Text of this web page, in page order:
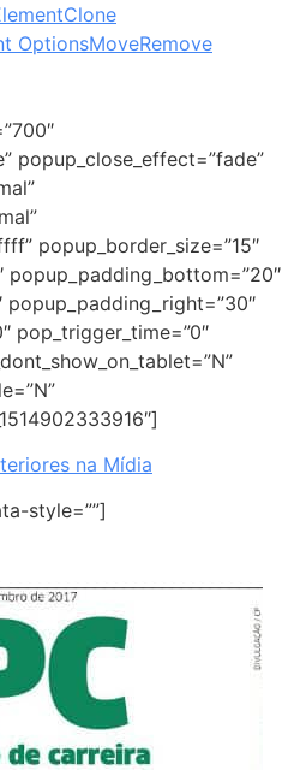
Clone
OptionsMoveRemove
popup_close_effect=”fade”
popup_border_size=”15″
popup_padding_bottom=”20″
pop_trigger_time=”0″
na Mídia
style=””]